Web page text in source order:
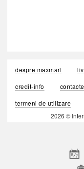
despre maxmart
credit-info
contacte
termeni de utilizare
2026 ©